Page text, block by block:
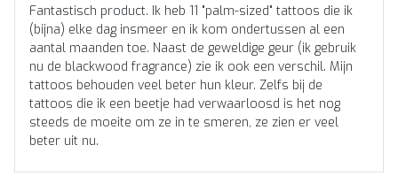
Fantastisch product. Ik heb 11 "palm-sized" tattoos die ik
(bijna) elke dag insmeer en ik kom ondertussen al een
aantal maanden toe. Naast de geweldige geur (ik gebruik
nu de blackwood fragrance) zie ik ook een verschil. Mijn
tattoos behouden veel beter hun kleur. Zelfs bij de
tattoos die ik een beetje had verwaarloosd is het nog
steeds de moeite om ze in te smeren, ze zien er veel
beter uit nu.